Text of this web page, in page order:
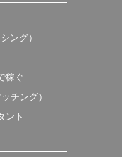
ング）
稼ぐ
チング）
ント